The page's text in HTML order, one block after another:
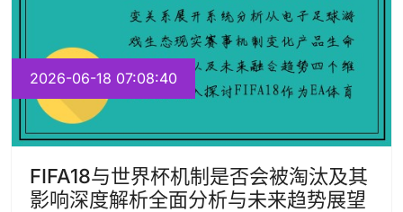
2026-06-18 07:08:40
FIFA18与世界杯机制是否会被淘汰及其
影响深度解析全面分析与未来趋势展望